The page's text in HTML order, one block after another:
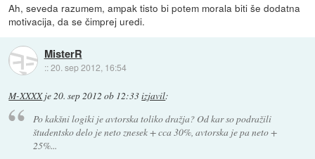
Ah, seveda razumem, ampak tisto bi potem morala biti še dodatna
motivacija, da se čimprej uredi.
MisterR
::20. sep 2012, 16:54
M-XXXXje 20. sep 2012 ob 12:33izjavil:
Po kakšni logiki je avtorska toliko dražja? Od kar so podražili
študentsko delo je neto znesek + cca 30%, avtorska je pa neto +
25%...